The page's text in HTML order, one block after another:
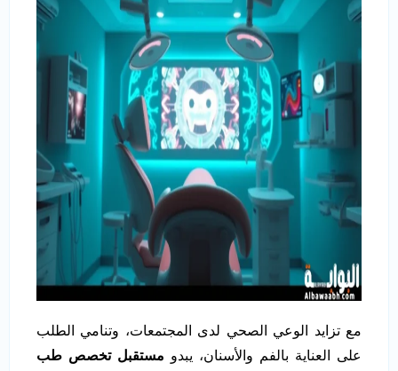
مع تزايد الوعي الصحي لدى المجتمعات، وتنامي الطلب
على العناية بالفم والأسنان، يبدو مستقبل تخصص طب